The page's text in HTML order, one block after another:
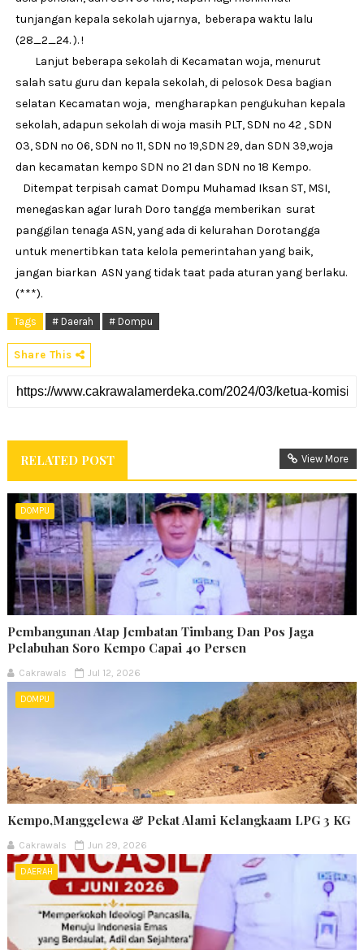
tunjangan kepala sekolah ujarnya, beberapa waktu lalu
(28_2_24. ). !
Lanjut beberapa sekolah di Kecamatan woja, menurut
salah satu guru dan kepala sekolah, di pelosok Desa bagian
selatan Kecamatan woja, mengharapkan pengukuhan kepala
sekolah, adapun sekolah di woja masih PLT, SDN no 42 , SDN
03, SDN no 06, SDN no 11, SDN no 19,SDN 29, dan SDN 39,woja
dan kecamatan kempo SDN no 21 dan SDN no 18 Kempo.
Ditempat terpisah camat Dompu Muhamad Iksan ST, MSI,
menegaskan agar lurah Doro tangga memberikan surat
panggilan tenaga ASN, yang ada di kelurahan Dorotangga
untuk menertibkan tata kelola pemerintahan yang baik,
jangan biarkan ASN yang tidak taat pada aturan yang berlaku.
(***).
Tags # Daerah # Dompu
Share This
RELATED POST View More
DOMPU
Pembangunan Atap Jembatan Timbang Dan Pos Jaga
Pelabuhan Soro Kempo Capai 40 Persen
Cakrawals Jul 12, 2026
DOMPU
Kempo,Manggelewa & Pekat Alami Kelangkaam LPG 3 KG
Cakrawals Jun 29, 2026
DAERAH